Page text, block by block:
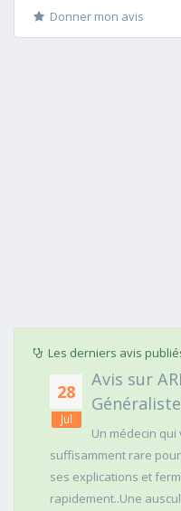
Donner mon avis
Les derniers avis
28
Jul
Avis sur
Généraliste
Un médecin
suffisamment rare
ses explications et
rapidement..Une